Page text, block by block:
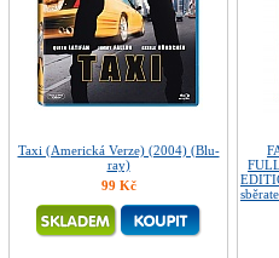
Taxi (Americká Verze) (2004) (Blu-
ray)
99 Kč